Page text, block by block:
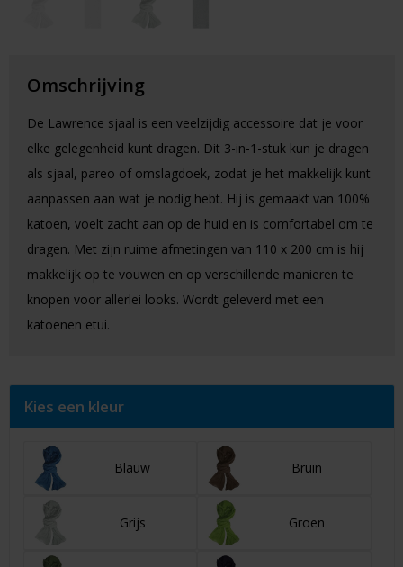
Omschrijving
De Lawrence sjaal is een veelzijdig accessoire dat je voor
elke gelegenheid kunt dragen. Dit 3-in-1-stuk kun je dragen
als sjaal, pareo of omslagdoek, zodat je het makkelijk kunt
aanpassen aan wat je nodig hebt. Hij is gemaakt van 100%
katoen, voelt zacht aan op de huid en is comfortabel om te
dragen. Met zijn ruime afmetingen van 110 x 200 cm is hij
makkelijk op te vouwen en op verschillende manieren te
knopen voor allerlei looks. Wordt geleverd met een
katoenen etui.
Kies een kleur
Blauw Bruin
Grijs Groen